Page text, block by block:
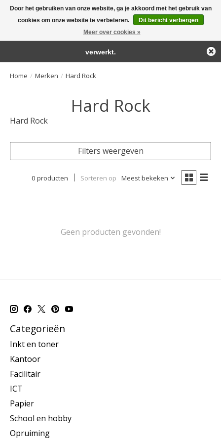
Large selection of products and fast shipping!
Home / Merken / Hard Rock
Hard Rock
Hard Rock
Filters weergeven
0 producten Sorteren op Meest bekeken
Geen producten gevonden!
Categorieën
Inkt en toner
Kantoor
Facilitair
ICT
Papier
School en hobby
Opruiming
Door het gebruiken van onze website, ga je akkoord met het gebruik van
cookies om onze website te verbeteren.
Dit bericht verbergen
Meer over cookies »
← Keer terug naar de backofficeDeze winkel is in aanbouw.
Eventueel geplaatste orders zullen niet worden gehonoreerd of
verwerkt.